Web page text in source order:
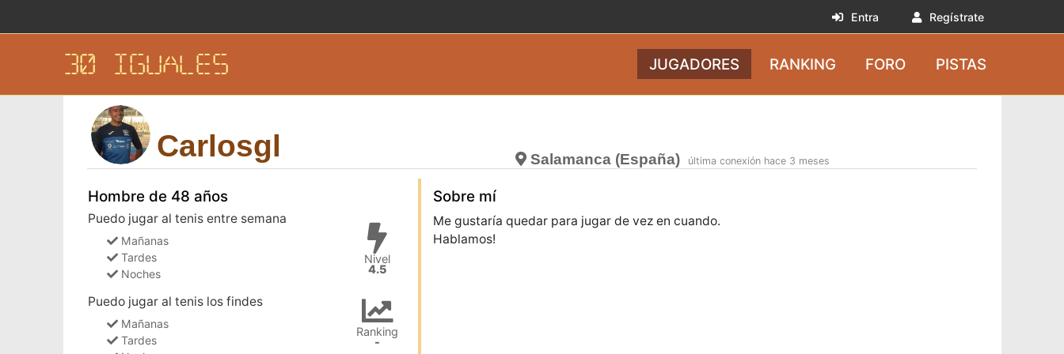
Entra Regístrate
30 IGUALES JUGADORES RANKING FORO PISTAS
Carlosgl Salamanca (España) última conexión hace 3 meses
Hombre de 48 años
Puedo jugar al tenis entre semana
Mañanas
Tardes
Noches
Puedo jugar al tenis los findes
Mañanas
Tardes
Nivel
4.5
Ranking
-
Sobre mí
Me gustaría quedar para jugar de vez en cuando.
Hablamos!